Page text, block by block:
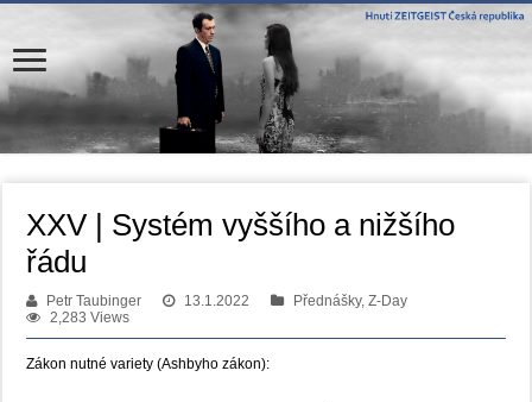
XXV | Systém vyššího a nižšího
řádu
Petr Taubinger 13.1.2022
Přednášky, Z-Day
2,283 Views
Zákon nutné variety (Ashbyho zákon):